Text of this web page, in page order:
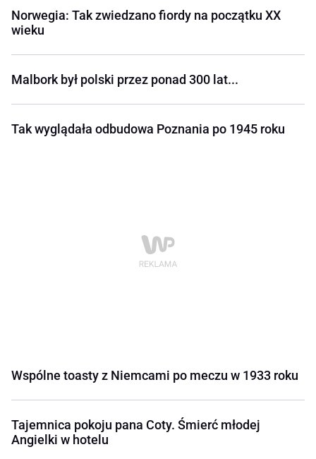
Norwegia: Tak zwiedzano fiordy na początku XX
wieku
Malbork był polski przez ponad 300 lat...
Tak wyglądała odbudowa Poznania po 1945 roku
Wspólne toasty z Niemcami po meczu w 1933 roku
Tajemnica pokoju pana Coty. Śmierć młodej
Angielki w hotelu